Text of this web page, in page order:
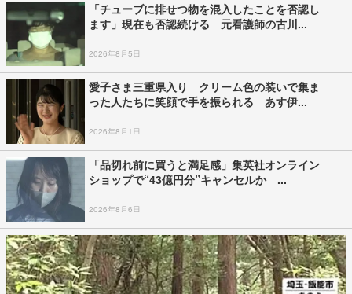
「チューブに排せつ物を混入したことを否認し
ます」現在も否認続ける 元看護師の古川...
2026年8月5日
愛子さま三重県入り クリーム色の装いで集ま
った人たちに笑顔で手を振られる あす伊...
2026年8月1日
「品切れ前に買うと満足感」集英社オンライン
ショップで“43億円分”キャンセルか ...
2026年8月6日